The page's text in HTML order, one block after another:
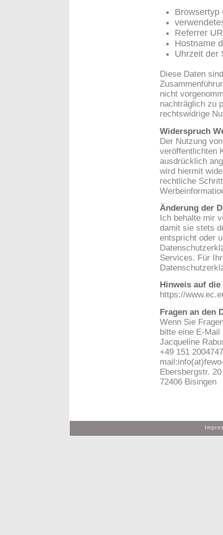
Browsertyp
Referrer
Hostname
Uhrzeit der
Diese Daten
nicht
nachträglich zu
rechtswidrige
Widerspruch
Der Nutzung
veröffentlichten
ausdrücklich
wird hiermit
rechtliche
Änderung der
Ich behalte mir
damit sie stets
entspricht oder
Services. Für
Hinweis auf
https://
Fragen an den
Wenn Sie
bitte eine E-Mail
Jacqueline
+49 151
Ebersbergstr. 20
72406 Bisingen